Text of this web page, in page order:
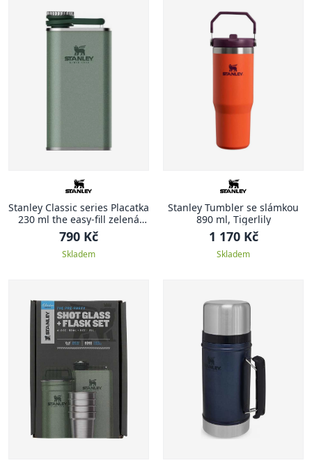
Stanley Classic series Placatka
230 ml the easy-fill zelená
CLASSIC
790 Kč
Skladem
Stanley Tumbler se slámkou
890 ml, Tigerlily
1 170 Kč
Skladem